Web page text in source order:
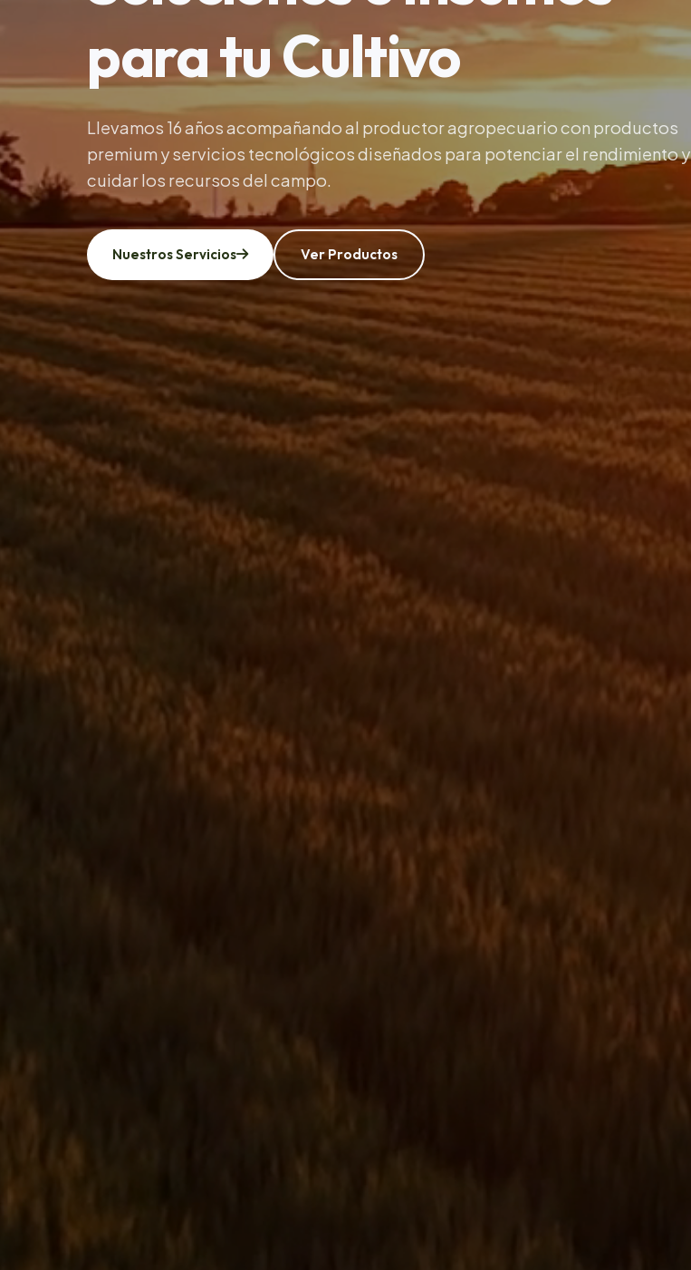
para tu Cultivo
Llevamos 16 años acompañando al productor agropecuario con productos
premium y servicios tecnológicos diseñados para potenciar el rendimiento y
cuidar los recursos del campo.
Nuestros Servicios Ver Productos